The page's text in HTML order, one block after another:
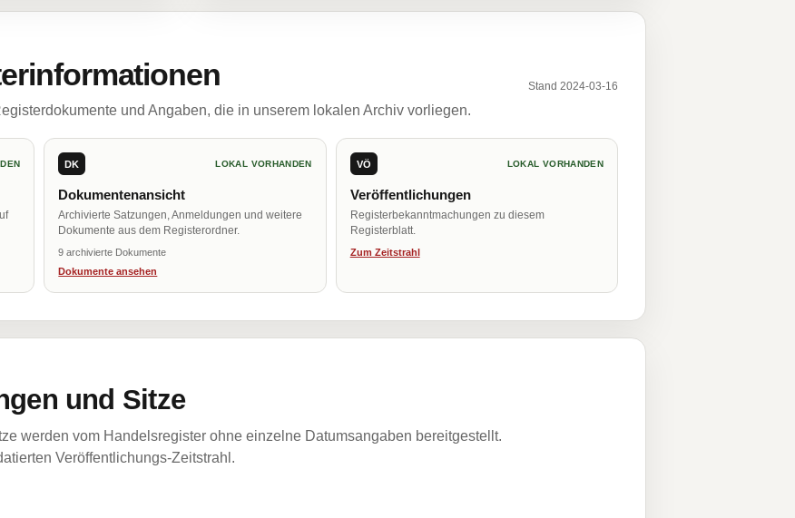
Stand 2024-03-16
und Angaben, die in unserem lokalen Archiv vorliegen.
DK LOKAL VORHANDEN
Dokumentenansicht
Archivierte Satzungen, Anmeldungen und weitere
Dokumente aus dem Registerordner.
9 archivierte Dokumente
Dokumente ansehen
VÖ LOKAL VORHANDEN
Veröffentlichungen
Registerbekanntmachungen zu diesem
Registerblatt.
Zum Zeitstrahl
und Sitze
werden vom Handelsregister ohne einzelne Datumsangaben bereitgestellt.
Veröffentlichungs-Zeitstrahl.